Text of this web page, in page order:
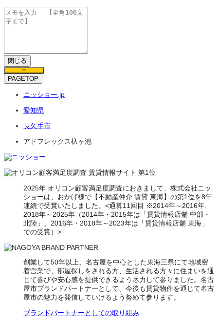
閉じる
保存
PAGETOP
ニッショー.jp
愛知県
長久手市
アドフレックス杁ヶ池
2025年 オリコン顧客満足度調査におきまして、株式会社ニッ
ショーは、おかげ様で【不動産仲介 賃貸 東海】の第1位を8年
連続で受賞いたしました。<通算11回目 ※2014年～2016年、
2018年～2025年（2014年・2015年は「賃貸情報店舗 中部・
北陸」、2016年・2018年～2023年は「賃貸情報店舗 東海」
での受賞）>
創業して50年以上、名古屋を中心とした東海三県にて地域密
着営業で、部屋探しをされる方、生活される方々に住まいを通
じて喜びや安心感を提供できるよう尽力して参りました。名古
屋市ブランドパートナーとして、今後も賃貸物件を通じて名古
屋市の魅力を発信していけるよう努めて参ります。
ブランドパートナーとしての取り組み